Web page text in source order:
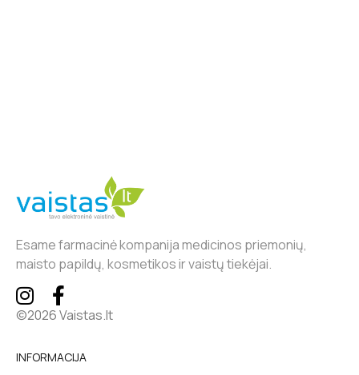
Esame farmacinė kompanija medicinos priemonių,
maisto papildų, kosmetikos ir vaistų tiekėjai.
©2026 Vaistas.lt
INFORMACIJA